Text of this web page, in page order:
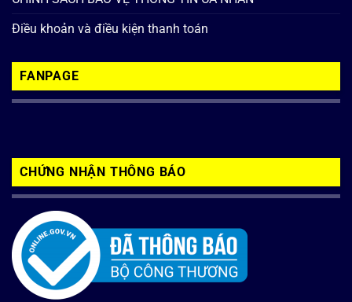
Điều khoản và điều kiện thanh toán
FANPAGE
CHỨNG NHẬN THÔNG BÁO